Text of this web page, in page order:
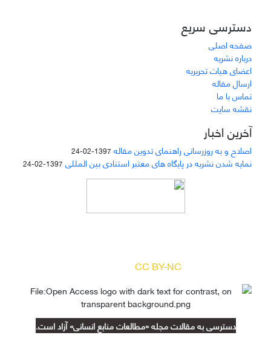
دسترسی سریع
صفحه اصلی
درباره نشریه
اعضای هیات تحریریه
ارسال مقاله
تماس با ما
نقشه سایت
آخرین اخبار
اصلاح و به روزرسانی راهنمای تدوین مقاله 1397-02-24
نمایه شدن نشریه در پایگاه های معتبر استنادی بین المللی 1397-02-24
CC BY-NC
دسترسی به مقالات مجله «مطالعات منابع انسانی» آزاد است.